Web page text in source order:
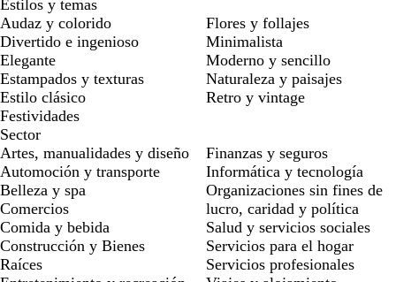
Estilos y temas
Audaz y colorido
Divertido e ingenioso
Elegante
Estampados y texturas
Estilo clásico
Festividades
Flores y follajes
Minimalista
Moderno y sencillo
Naturaleza y paisajes
Retro y vintage
Sector
Artes, manualidades y diseño
Automoción y transporte
Belleza y spa
Comercios
Comida y bebida
Construcción y Bienes
Raíces
Finanzas y seguros
Informática y tecnología
Organizaciones sin fines de
lucro, caridad y política
Salud y servicios sociales
Servicios para el hogar
Servicios profesionales